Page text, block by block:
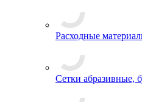
Расходные
Сетки абразивные,